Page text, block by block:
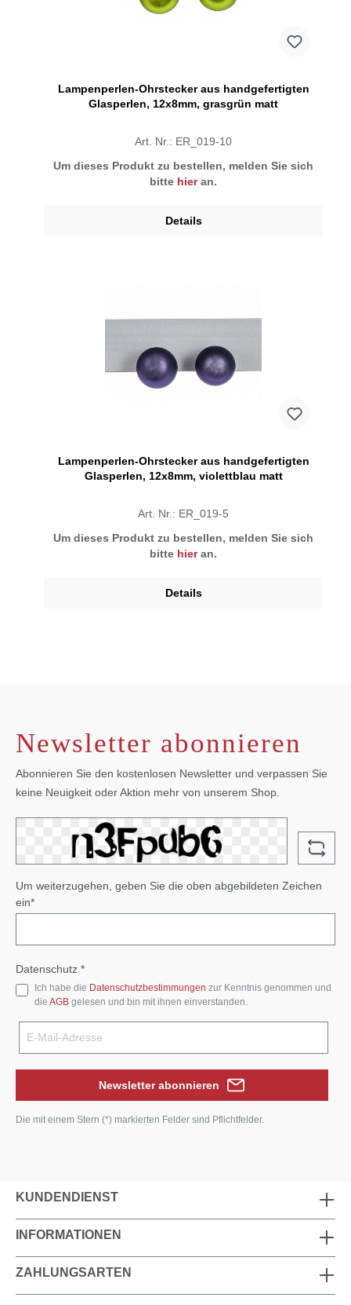
Lampenperlen-Ohrstecker aus handgefertigten
Glasperlen, 12x8mm, grasgrün matt
Art. Nr.: ER_019-10
Um dieses Produkt zu bestellen, melden Sie sich
bitte hieran.
Details
Lampenperlen-Ohrstecker aus handgefertigten
Glasperlen, 12x8mm, violettblau matt
Art. Nr.: ER_019-5
Um dieses Produkt zu bestellen, melden Sie sich
bitte hieran.
Details
Newsletter abonnieren
Abonnieren Sie den kostenlosen Newsletter und verpassen Sie
keine Neuigkeit oder Aktion mehr von unserem Shop.
Um weiterzugehen, geben Sie die oben abgebildeten Zeichen
ein*
Datenschutz *
Ich habe die Datenschutzbestimmungen zur Kenntnis genommen und
die AGB gelesen und bin mit ihnen einverstanden.
Newsletter abonnieren
Die mit einem Stern (*) markierten Felder sind Pflichtfelder.
KUNDENDIENST
INFORMATIONEN
ZAHLUNGSARTEN